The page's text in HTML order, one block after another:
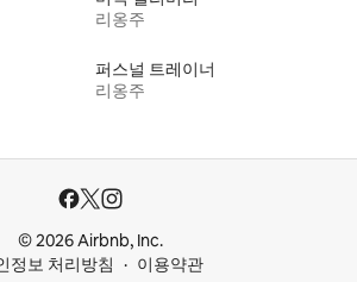
리옹주
퍼스널 트레이너
리옹주
© 2026 Airbnb, Inc.
정보 처리방침
이용약관